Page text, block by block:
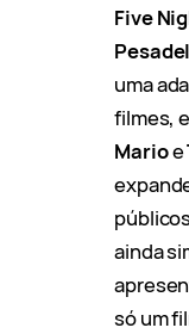
Five
uma
filmes,
Marioe
ainda
só um